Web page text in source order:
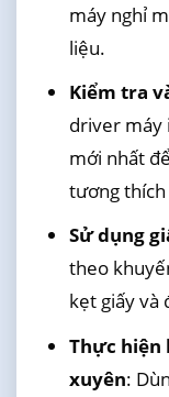
máy nghỉ
liệu.
Kiểm tra
driver máy
mới nhất
tương
Sử dụng
theo
kẹt giấy và
Thực
xuyên: